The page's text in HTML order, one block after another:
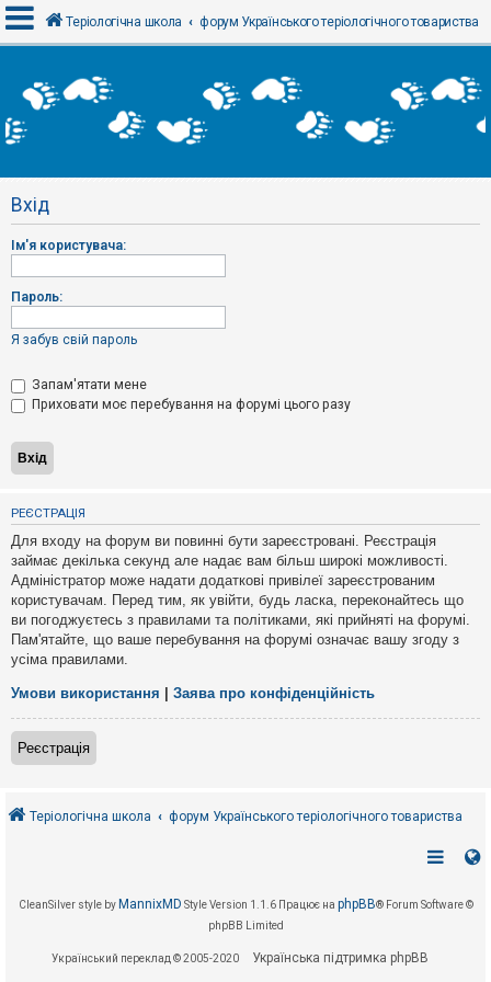
х
і
Р
є
т
р
а
і
Т
м
и
б
з
в
і
д
п
о
в
і
д
е
й
А
к
т
и
і
Теріологічна школа форум Українського теріологічного товариства
Вхід
Ім'я користувача:
Пароль:
Я забув свій пароль
Запам'ятати мене
Приховати моє перебування на форумі цього разу
РЕЄСТРАЦІЯ
Для входу на форум ви повинні бути зареєстровані. Реєстрація
займає декілька секунд але надає вам більш широкі можливості.
Адміністратор може надати додаткові привілеї зареєстрованим
користувачам. Перед тим, як увійти, будь ласка, переконайтесь що
ви погоджуєтесь з правилами та політиками, які прийняті на форумі.
Пам'ятайте, що ваше перебування на форумі означає вашу згоду з
усіма правилами.
Умови використання Заява про конфіденційність
Реєстрація
Теріологічна школа форум Українського теріологічного товариства
CleanSilver style by MannixMD Style Version 1.1.6 Працює на phpBB® Forum Software ©
phpBB Limited
Український переклад © 2005-2020 Українська підтримка phpBB